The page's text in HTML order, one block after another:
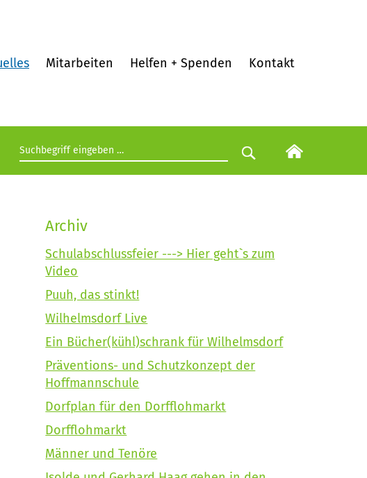
Mitarbeiten Helfen + Spenden Kontakt
Suchbegriff eingeben
Suche starten
Archiv
Schulabschlussfeier ---> Hier geht`s zum
Video
Puuh, das stinkt!
Wilhelmsdorf Live
Ein Bücher(kühl)schrank für Wilhelmsdorf
Präventions- und Schutzkonzept der
Hoffmannschule
Dorfplan für den Dorfflohmarkt
Dorfflohmarkt
Männer und Tenöre